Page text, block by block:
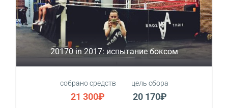
20170 in 2017: испытание боксом
собрано средств
21 300₽
цель сбора
20 170₽